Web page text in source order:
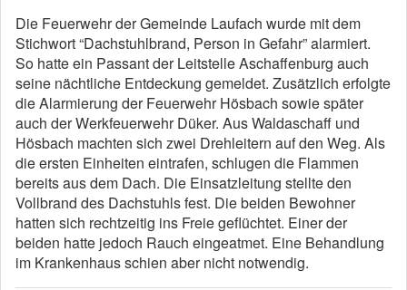
Die Feuerwehr der Gemeinde Laufach wurde mit dem
Stichwort “Dachstuhlbrand, Person in Gefahr” alarmiert.
So hatte ein Passant der Leitstelle Aschaffenburg auch
seine nächtliche Entdeckung gemeldet. Zusätzlich erfolgte
die Alarmierung der Feuerwehr Hösbach sowie später
auch der Werkfeuerwehr Düker. Aus Waldaschaff und
Hösbach machten sich zwei Drehleitern auf den Weg. Als
die ersten Einheiten eintrafen, schlugen die Flammen
bereits aus dem Dach. Die Einsatzleitung stellte den
Vollbrand des Dachstuhls fest. Die beiden Bewohner
hatten sich rechtzeitig ins Freie geflüchtet. Einer der
beiden hatte jedoch Rauch eingeatmet. Eine Behandlung
im Krankenhaus schien aber nicht notwendig.